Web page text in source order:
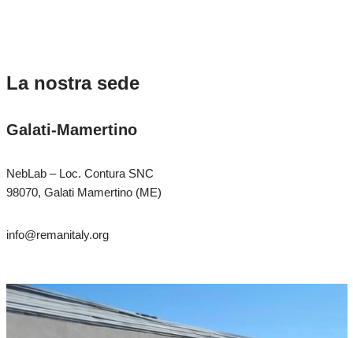
La nostra sede
Galati-Mamertino
NebLab – Loc. Contura SNC
98070, Galati Mamertino (ME)
info@remanitaly.org